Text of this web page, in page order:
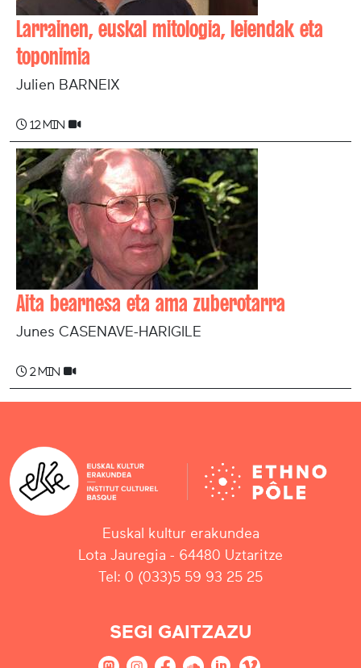
Larrainen, euskal mitologia, leiendak eta
toponimia
Julien BARNEIX
12 min
Aita bearnesa eta ama zuberotarra
Junes CASENAVE-HARIGILE
2 min
Euskal kultur erakundea
Lota Jauregia - 64480 Uztaritze
Tel: 0 (033)5 59 93 25 25
SEGI GAITZAZU